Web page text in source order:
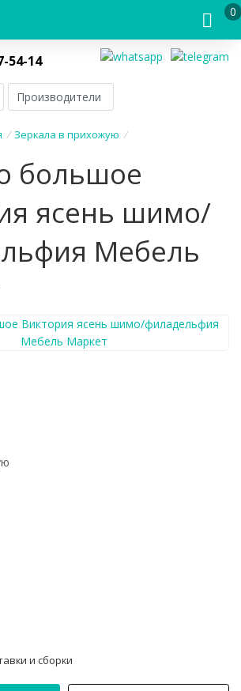
0
54-14
Производители
/ Зеркала в прихожую /
большое
ясень шимо/
Мебель
и сборки